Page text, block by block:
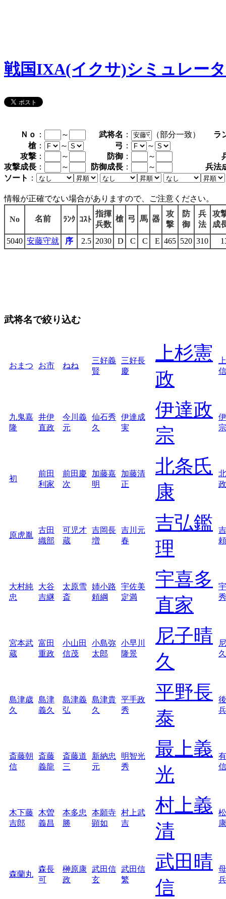
戦国IXA(イクサ)シミュレー
Ｎｏ ： ～ 武将名 ： （部分一致）
ラ
槍 ： ～ 弓 ：
～
攻撃 ： ～ 防御 ： ～
攻撃成長 ： ～ 防御成長 ： ～
兵法
ソート ：
情報が正確でない場合がありますので、ご注意ください。
No 名前 ﾗﾝｸ ｺｽﾄ
指揮
兵数
槍 弓 馬 器
攻
撃
防
御
兵
法
攻
成
5040 安藤守就 序 2.5 2030 D C C E 465 520 310
武将名で絞り込む
おまつ お市 ねね
三好義
賢
三好長
慶
上杉憲
政
信
九鬼嘉
隆
井伊
直政
今川義
元
仙石秀
久
伊達成
実
伊達政
宗
宗
初
前田
利家
前田慶
次
加藤嘉
明
加藤清
正
北条氏
康
政
原虎胤
古田
織部
可児才
蔵
吉岡長
増
吉川元
春
吉弘鑑
理
頼
大村純
忠
大谷
吉継
太原雪
斎
姉小路
頼綱
宇佐美
定満
宇喜多
直家
宮本武
蔵
富田
重政
小山田
信茂
小島弥
太郎
小早川
隆景
尼子晴
久
久
島津歳
久
島津
義久
島津義
弘
島津貴
久
平手政
秀
平野長
泰
斎藤朝
信
斎藤
義龍
斎藤道
三
新納忠
元
明智光
秀
最上義
光
信
木下藤
吉郎
木曽
義昌
本多忠
勝
本願寺
顕如
村上武
吉
村上義
清
康
森蘭丸
森長
可
榊原康
政
武田信
玄
武田信
繁
武田晴
信